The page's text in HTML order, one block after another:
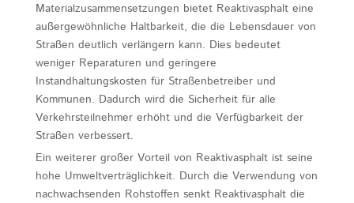
Materialzusammensetzungen bietet Reaktivasphalt eine
außergewöhnliche Haltbarkeit, die die Lebensdauer von
Straßen deutlich verlängern kann. Dies bedeutet
weniger Reparaturen und geringere
Instandhaltungskosten für Straßenbetreiber und
Kommunen. Dadurch wird die Sicherheit für alle
Verkehrsteilnehmer erhöht und die Verfügbarkeit der
Straßen verbessert.
Ein weiterer großer Vorteil von Reaktivasphalt ist seine
hohe Umweltverträglichkeit. Durch die Verwendung von
nachwachsenden Rohstoffen senkt Reaktivasphalt die